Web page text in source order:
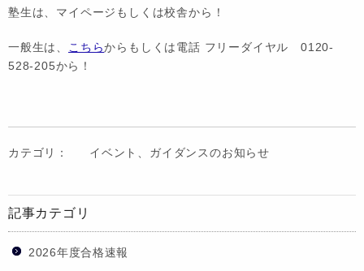
塾生は、マイページもしくは校舎から！
一般生は、 こちらからもしくは電話 フリーダイヤル 0120-
528-205から！
カテゴリ： イベント、ガイダンスのお知らせ
記事カテゴリ
2026年度合格速報